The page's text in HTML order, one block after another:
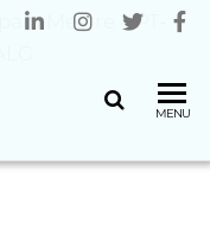
MENU
Mestre – PT-